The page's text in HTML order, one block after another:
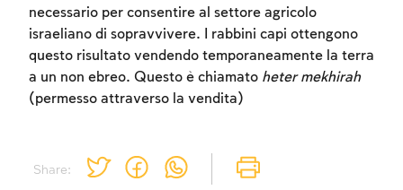
Share:
necessario per consentire al settore agricolo
israeliano di sopravvivere. I rabbini capi ottengono
questo risultato vendendo temporaneamente la terra
a un non ebreo. Questo è chiamato heter mekhirah
(permesso attraverso la vendita)